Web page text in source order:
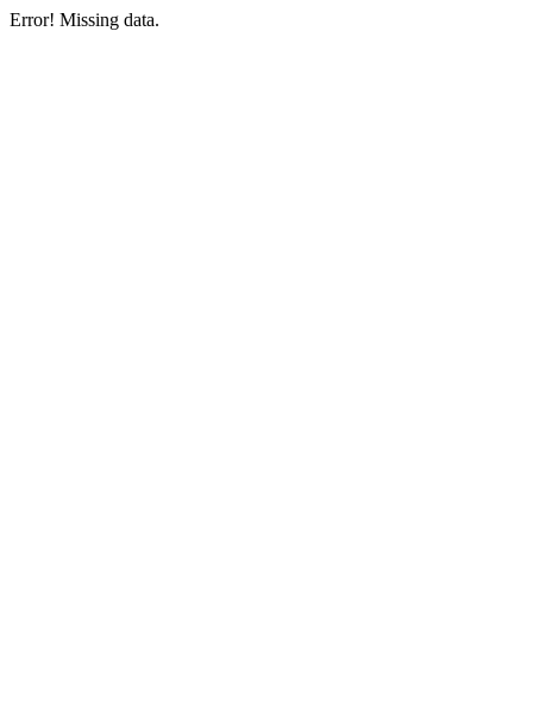
Error! Missing data.